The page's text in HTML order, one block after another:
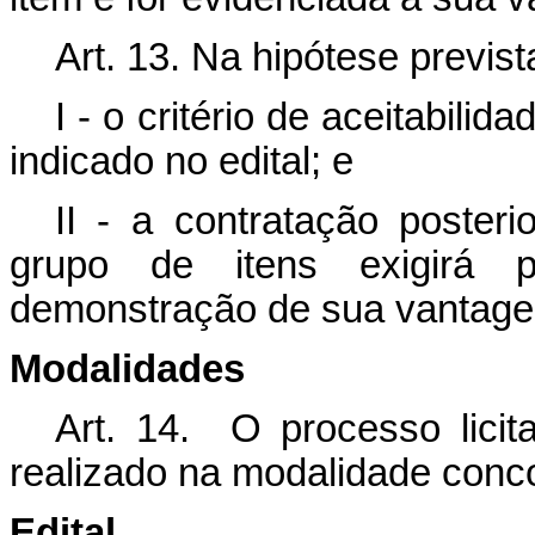
Art. 13. Na hipótese
I - o critério de
indicado no edital; e
II - a contratação
grupo de itens exigirá
demonstração de sua
Modalidades
Art. 14. O processo
realizado na modalidade